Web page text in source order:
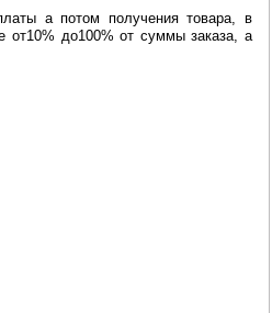
а потом получения товара, в
от10% до100% от суммы заказа, а